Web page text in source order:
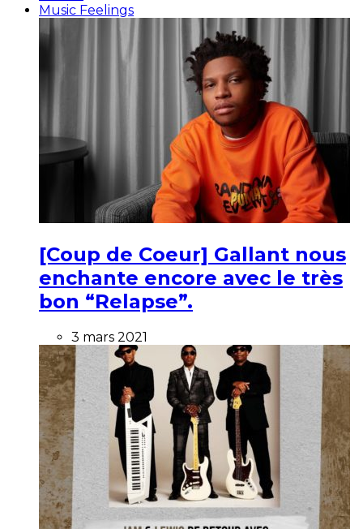
Music Feelings
[Coup de Coeur] Gallant nous
enchante encore avec le très
bon “Relapse”.
3 mars 2021